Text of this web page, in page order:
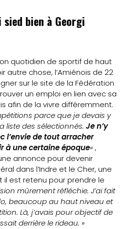
sied bien à Georgi
quotidien de sportif de haut
autre chose, l’Amiénois de 22
sur le site de la Fédération
un emploi en lien avec sa
afin de la vivre différemment.
parce que je devais y
liste des sélectionnés.Je n’y
l’envie de tout arracher
à une certaine époque« ,
annonce pour devenir
dans l’Indre et le Cher, une
il est retenu pour prendre le
mûrement réfléchie. J’ai fait
beaucoup au haut niveau et
Là, j’avais pour objectif de
derrière le rideau. »